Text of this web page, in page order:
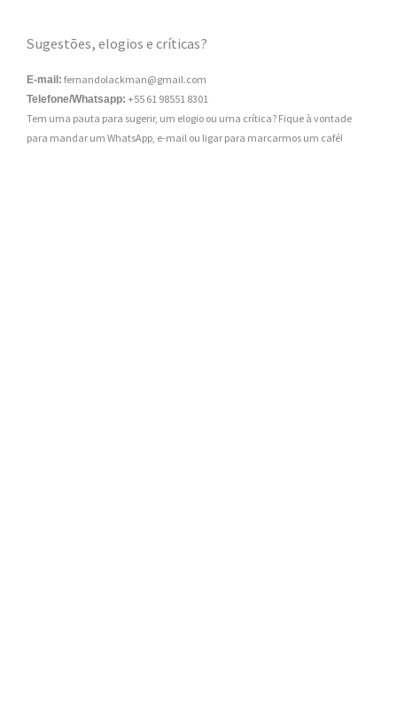
Sugestões, elogios e críticas?
E-mail: fernandolackman@gmail.com
Telefone/Whatsapp: +55 61 98551 8301
Tem uma pauta para sugerir, um elogio ou uma crítica? Fique à vontade
para mandar um WhatsApp, e-mail ou ligar para marcarmos um café!